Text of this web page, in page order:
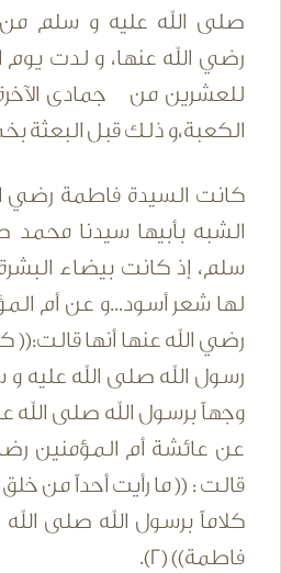
صلى الله عليه و سلم
رضي الله عنها، و لدت يوم
للعشرين من جمادى
الكعبة،و ذلك قبل البعثة
كانت السيدة فاطمة رضي
الشبه بأبيها سيدنا محمد
سلم، إذ كانت بيضاء
لها شعر أسود...و عن أم
رضي الله عنها أنها
رسول الله صلى الله عليه
عن عائشة أم المؤمنين
قالت : (( ما رأيت أحداً من خلق
كلاماً برسول الله صلى
فاطمة)) (2).